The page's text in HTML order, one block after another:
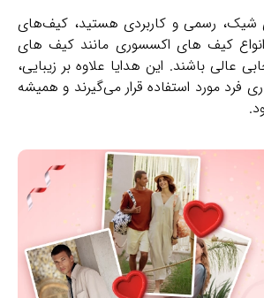
شیک، رسمی و کاربردی هستید، کیف‌های
انواع کیف های اکسسوری مانند کیف های
عالی باشند. این هدایا علاوه بر زیبایی،
فرد مورد استفاده قرار می‌گیرند و همیشه